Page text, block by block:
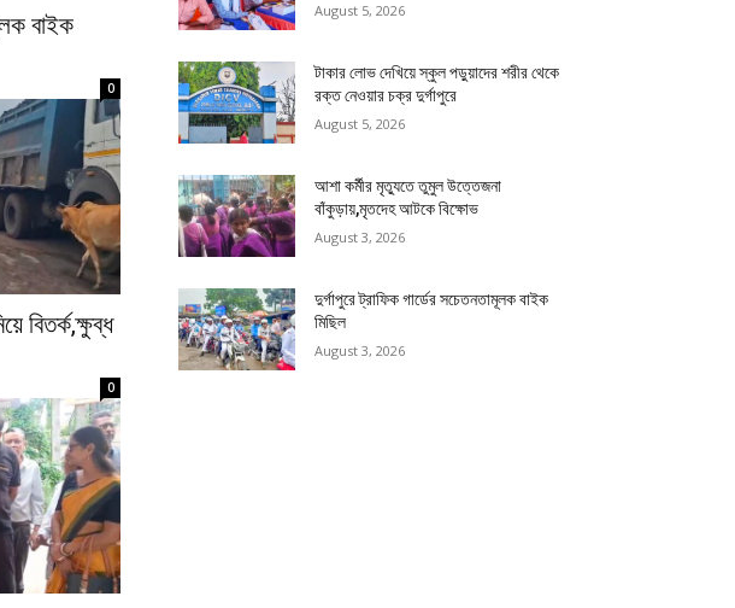
বাইক
0
বিতর্ক,ক্ষুব্ধ
0
August 5, 2026
টাকার লোভ দেখিয়ে স্কুল পড়ুয়াদের শরীর থেকে
রক্ত নেওয়ার চক্র দুর্গাপুরে
August 5, 2026
আশা কর্মীর মৃত্যুতে তুমুল উত্তেজনা
বাঁকুড়ায়,মৃতদেহ আটকে বিক্ষোভ
August 3, 2026
দুর্গাপুরে ট্রাফিক গার্ডের সচেতনতামূলক বাইক
মিছিল
August 3, 2026